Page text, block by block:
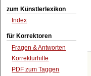
zum Künstlerlexikon
Index
für Korrektoren
Fragen & Antworten
Korrekturhilfe
PDF zum Taggen